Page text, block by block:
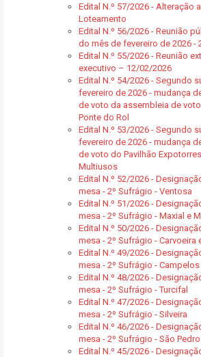
Edital N.º 57/2026 - Alteração
Loteamento
Edital N.º 56/2026 - Reunião
do mês de fevereiro de 2026 -
Edital N.º 55/2026 - Reunião
executivo – 12/02/2026
Edital N.º 54/2026 - Segundo
fevereiro de 2026 - mudança
de voto da assembleia de
Ponte do Rol
Edital N.º 53/2026 - Segundo
fevereiro de 2026 - mudança
de voto do Pavilhão
Multiusos
Edital N.º 52/2026 -
mesa - 2º Sufrágio - Ventosa
Edital N.º 51/2026 -
mesa - 2º Sufrágio - Maxial e
Edital N.º 50/2026 -
mesa - 2º Sufrágio - Carvoeira
Edital N.º 49/2026 -
mesa - 2º Sufrágio -
Edital N.º 48/2026 -
mesa - 2º Sufrágio - Turcifal
Edital N.º 47/2026 -
mesa - 2º Sufrágio - Silveira
Edital N.º 46/2026 -
mesa - 2º Sufrágio - São
Edital N.º 45/2026 -